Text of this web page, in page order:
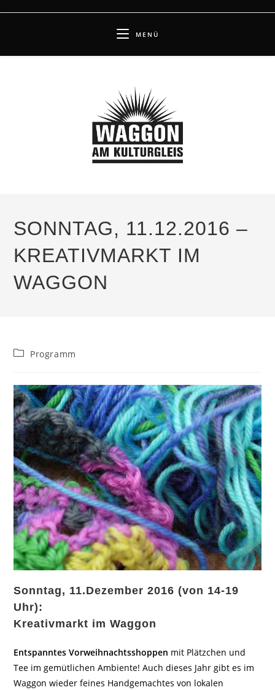
MENÜ
SONNTAG, 11.12.2016 –
KREATIVMARKT IM
WAGGON
Beitrags-
Programm
Sonntag, 11.Dezember 2016 (von 14-19
Uhr):
Kreativmarkt im Waggon
Entspanntes Vorweihnachtsshoppen mit Plätzchen und
Tee im gemütlichen Ambiente! Auch dieses Jahr gibt es im
Waggon wieder feines Handgemachtes von lokalen